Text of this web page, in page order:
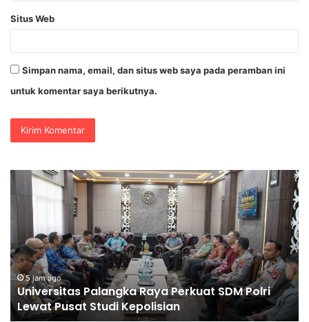
Situs Web
Simpan nama, email, dan situs web saya pada peramban ini
untuk komentar saya berikutnya.
SDM Polri
Polda
Jatim
Gelar
Nobar
Final
Piala
Presiden
2026,
Ribuan
Bonek
6 jam ago
Polda Jatim Gelar Nobar Final
2026, Ribuan Bonek Mania Dukung
dari Lapangan Mapolda